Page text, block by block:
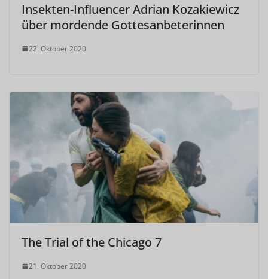
Insekten-Influencer Adrian Kozakiewicz
über mordende Gottesanbeterinnen
22. Oktober 2020
The Trial of the Chicago 7
21. Oktober 2020